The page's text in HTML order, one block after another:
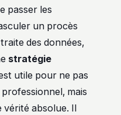
passer les
un procès
des données,
stratégie
utile pour ne pas
mais
vérité absolue. Il